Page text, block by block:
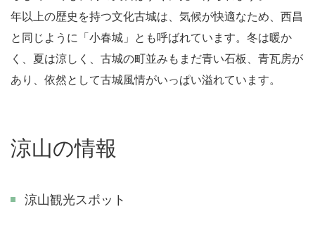
年以上の歴史を持つ文化古城は、気候が快適なため、西昌
と同じように「小春城」とも呼ばれています。冬は暖か
く、夏は涼しく、古城の町並みもまだ青い石板、青瓦房が
あり、依然として古城風情がいっぱい溢れています。
涼山の情報
涼山観光スポット